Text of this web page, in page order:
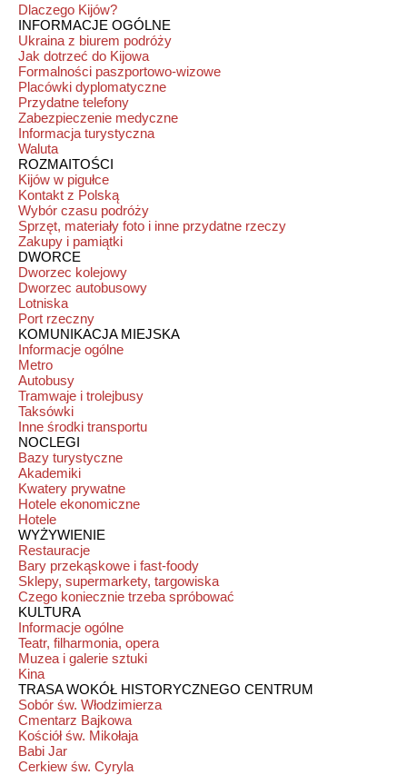
Dlaczego Kijów?
INFORMACJE OGÓLNE
Ukraina z biurem podróży
Jak dotrzeć do Kijowa
Formalności paszportowo-wizowe
Placówki dyplomatyczne
Przydatne telefony
Zabezpieczenie medyczne
Informacja turystyczna
Waluta
ROZMAITOŚCI
Kijów w pigułce
Kontakt z Polską
Wybór czasu podróży
Sprzęt, materiały foto i inne przydatne rzeczy
Zakupy i pamiątki
DWORCE
Dworzec kolejowy
Dworzec autobusowy
Lotniska
Port rzeczny
KOMUNIKACJA MIEJSKA
Informacje ogólne
Metro
Autobusy
Tramwaje i trolejbusy
Taksówki
Inne środki transportu
NOCLEGI
Bazy turystyczne
Akademiki
Kwatery prywatne
Hotele ekonomiczne
Hotele
WYŻYWIENIE
Restauracje
Bary przekąskowe i fast-foody
Sklepy, supermarkety, targowiska
Czego koniecznie trzeba spróbować
KULTURA
Informacje ogólne
Teatr, filharmonia, opera
Muzea i galerie sztuki
Kina
TRASA WOKÓŁ HISTORYCZNEGO CENTRUM
Sobór św. Włodzimierza
Cmentarz Bajkowa
Kościół św. Mikołaja
Babi Jar
Cerkiew św. Cyryla